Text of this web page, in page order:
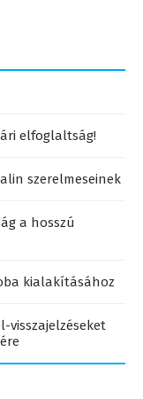
elfoglaltság!
szerelmeseinek
a hosszú
kialakításához
visszajelzéseket